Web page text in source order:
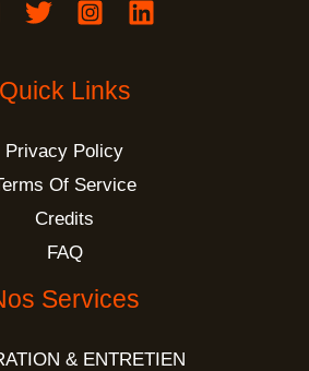
Quick Links
Privacy Policy
Of Service
Credits
FAQ
Services
& ENTRETIEN